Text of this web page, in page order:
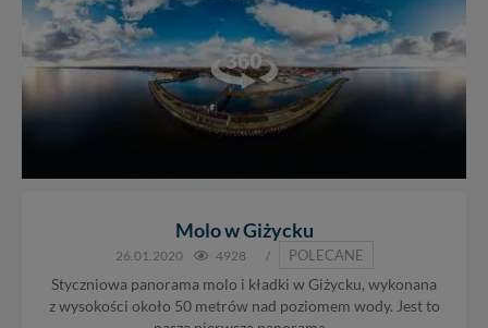
Molo w Giżycku
26.01.2020 4928 /
POLECANE
Styczniowa panorama molo i kładki w Giżycku, wykonana
z wysokości około 50 metrów nad poziomem wody. Jest to